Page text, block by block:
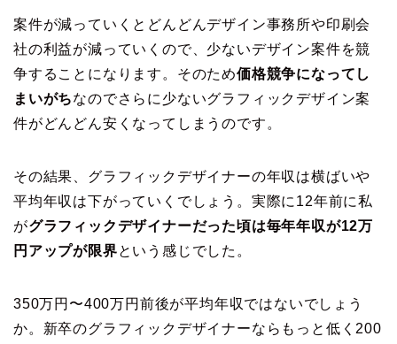
案件が減っていくとどんどんデザイン事務所や印刷会
社の利益が減っていくので、少ないデザイン案件を競
争することになります。そのため価格競争になってし
まいがちなのでさらに少ないグラフィックデザイン案
件がどんどん安くなってしまうのです。
その結果、グラフィックデザイナーの年収は横ばいや
平均年収は下がっていくでしょう。実際に12年前に私
がグラフィックデザイナーだった頃は毎年年収が12万
円アップが限界という感じでした。
350万円〜400万円前後が平均年収ではないでしょう
か。新卒のグラフィックデザイナーならもっと低く200